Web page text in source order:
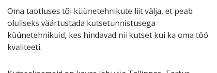
Oma taotluses tõi küünetehnikute liit välja, et peab
oluliseks väärtustada kutsetunnistusega
küünetehnikuid, kes hindavad nii kutset kui ka oma töö
kvaliteeti.